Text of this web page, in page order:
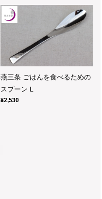
燕三条 ごはんを食べるための
スプーン L
¥2,530